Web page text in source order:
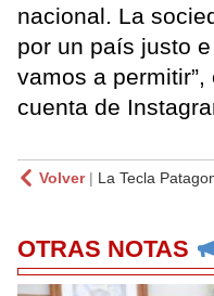
nacional. La
por un país justo
vamos a
cuenta de
Volver| La Tecla
OTRAS NOTAS